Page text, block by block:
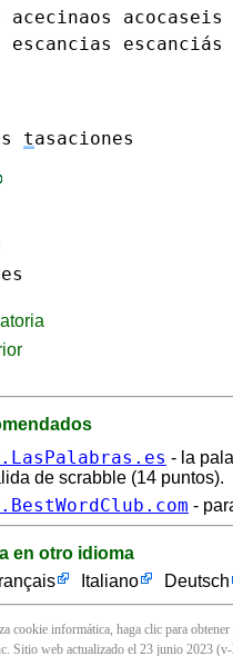
acecinaos acocaseis
escancias escanciás
tasaciones
- la
de scrabble (14 puntos).
-
en otro idioma
Italiano Deutsch
cookie informática, haga clic para obtener
Sitio web actualizado el 23 junio 2023